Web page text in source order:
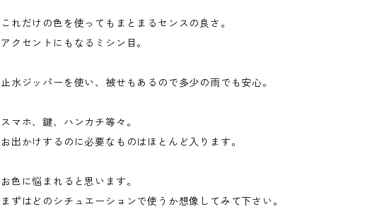
これだけの色を使ってもまとまるセンスの良さ。
アクセントにもなるミシン目。
止水ジッパーを使い、被せもあるので多少の雨でも安心。
スマホ、鍵、ハンカチ等々。
お出かけするのに必要なものはほとんど入ります。
お色に悩まれると思います。
まずはどのシチュエーションで使うか想像してみて下さい。